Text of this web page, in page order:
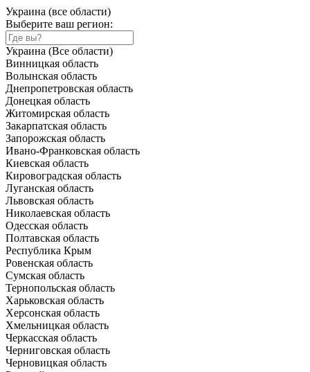
Украина (все области)
Выберите ваш регион:
Украина (Все области)
Винницкая область
Волынская область
Днепропетровская область
Донецкая область
Житомирская область
Закарпатская область
Запорожская область
Ивано-Франковская область
Киевская область
Кировоградская область
Луганская область
Львовская область
Николаевская область
Одесская область
Полтавская область
Республика Крым
Ровенская область
Сумская область
Тернопольская область
Харьковская область
Херсонская область
Хмельницкая область
Черкасская область
Черниговская область
Черновицкая область